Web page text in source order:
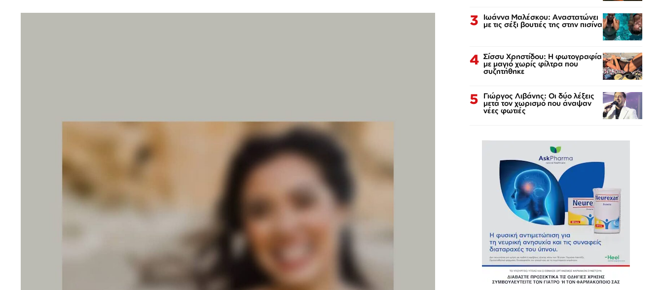
3 Ιωάννα Μαλέσκου: Αναστατώνει
με τις σέξι βουτιές της στην πισίνα
4 Σίσσυ Χρηστίδου: Η φωτογραφία
με μαγιό χωρίς φίλτρα που
συζητήθηκε
5 Γιώργος Λιβάνης: Οι δύο λέξεις
μετά τον χωρισμό που άναψαν
νέες φωτιές